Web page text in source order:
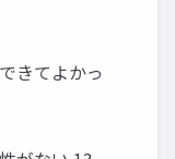
きてよかっ